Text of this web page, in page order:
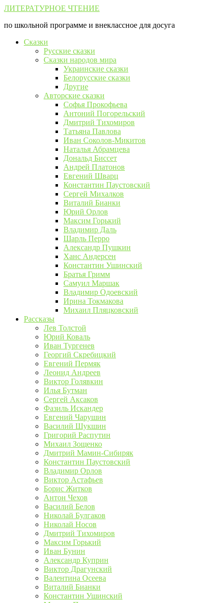
Перейти
контенту
ЛИТЕРАТУРНОЕ ЧТЕНИЕ
по школьной программе и внеклассное для досуга
Сказки
Русские сказки
Сказки народов мира
Украинские сказки
Белорусские сказки
Другие
Авторские сказки
Софья Прокофьева
Антоний Погорельский
Дмитрий Тихомиров
Татьяна Павлова
Иван Соколов-Микитов
Наталья Абрамцева
Дональд Биссет
Андрей Платонов
Евгений Шварц
Константин Паустовский
Сергей Михалков
Виталий Бианки
Юрий Орлов
Максим Горький
Владимир Даль
Шарль Перро
Александр Пушкин
Ханс Андерсен
Константин Ушинский
Братья Гримм
Самуил Маршак
Владимир Одоевский
Ирина Токмакова
Михаил Пляцковский
Рассказы
Лев Толстой
Юрий Коваль
Иван Тургенев
Георгий Скребицкий
Евгений Пермяк
Леонид Андреев
Виктор Голявкин
Илья Бутман
Сергей Аксаков
Фазиль Искандер
Евгений Чарушин
Василий Шукшин
Григорий Распутин
Михаил Зощенко
Дмитрий Мамин-Сибиряк
Константин Паустовский
Владимир Орлов
Виктор Астафьев
Борис Житков
Антон Чехов
Василий Белов
Николай Булгаков
Николай Носов
Дмитрий Тихомиров
Максим Горький
Иван Бунин
Александр Куприн
Виктор Драгунский
Валентина Осеева
Виталий Бианки
Константин Ушинский